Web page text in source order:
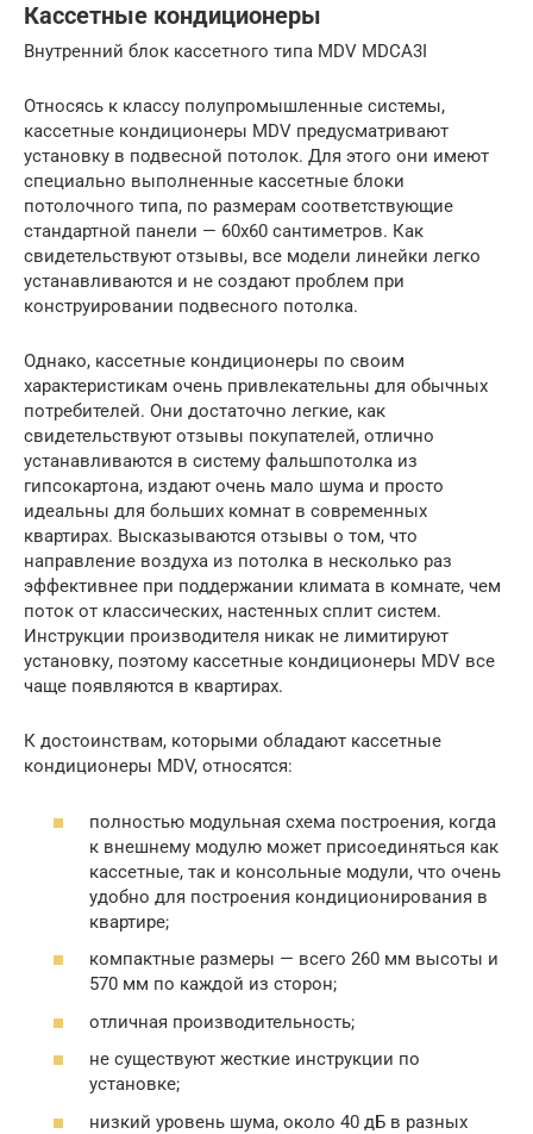
Кассетные кондиционеры
Внутренний блок кассетного типа MDV MDCA3I
Относясь к классу полупромышленные системы,
кассетные кондиционеры MDV предусматривают
установку в подвесной потолок. Для этого они имеют
специально выполненные кассетные блоки
потолочного типа, по размерам соответствующие
стандартной панели — 60х60 сантиметров. Как
свидетельствуют отзывы, все модели линейки легко
устанавливаются и не создают проблем при
конструировании подвесного потолка.
Однако, кассетные кондиционеры по своим
характеристикам очень привлекательны для обычных
потребителей. Они достаточно легкие, как
свидетельствуют отзывы покупателей, отлично
устанавливаются в систему фальшпотолка из
гипсокартона, издают очень мало шума и просто
идеальны для больших комнат в современных
квартирах. Высказываются отзывы о том, что
направление воздуха из потолка в несколько раз
эффективнее при поддержании климата в комнате, чем
поток от классических, настенных сплит систем.
Инструкции производителя никак не лимитируют
установку, поэтому кассетные кондиционеры MDV все
чаще появляются в квартирах.
К достоинствам, которыми обладают кассетные
кондиционеры MDV, относятся:
полностью модульная схема построения, когда
к внешнему модулю может присоединяться как
кассетные, так и консольные модули, что очень
удобно для построения кондиционирования в
квартире;
компактные размеры — всего 260 мм высоты и
570 мм по каждой из сторон;
отличная производительность;
не существуют жесткие инструкции по
установке;
низкий уровень шума, около 40 дБ в разных